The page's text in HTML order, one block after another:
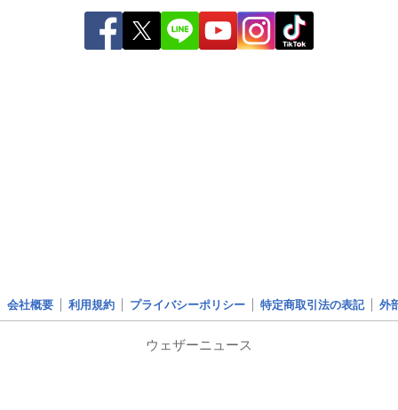
会社概要 利用規約 プライバシーポリシー 特定商取引法の表記 外
ウェザーニュース